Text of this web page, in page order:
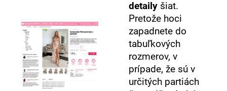
detaily šiat.
Pretože hoci
zapadnete do
tabuľkových
rozmerov, v
prípade, že sú v
určitých partiách